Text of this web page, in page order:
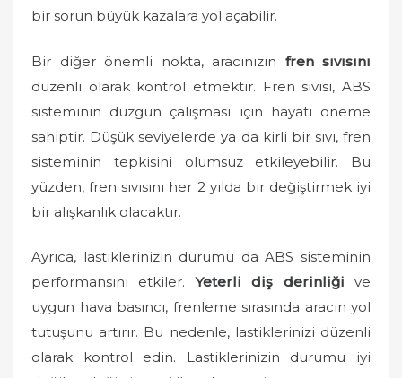
bir sorun büyük kazalara yol açabilir.
Bir diğer önemli nokta, aracınızın fren sıvısını
düzenli olarak kontrol etmektir. Fren sıvısı, ABS
sisteminin düzgün çalışması için hayati öneme
sahiptir. Düşük seviyelerde ya da kirli bir sıvı, fren
sisteminin tepkisini olumsuz etkileyebilir. Bu
yüzden, fren sıvısını her 2 yılda bir değiştirmek iyi
bir alışkanlık olacaktır.
Ayrıca, lastiklerinizin durumu da ABS sisteminin
performansını etkiler.Yeterli diş derinliği ve
uygun hava basıncı, frenleme sırasında aracın yol
tutuşunu artırır. Bu nedenle, lastiklerinizi düzenli
olarak kontrol edin. Lastiklerinizin durumu iyi